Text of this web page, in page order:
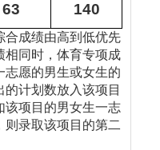
63 140
合成绩由高到低优先
相同时，体育专项成
志愿的男生或女生的
计划数放入该项目
该项目的男女生一志
则录取该项目的第二